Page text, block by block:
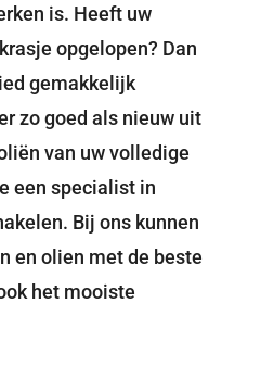
is. Heeft uw
opgelopen? Dan
gemakkelijk
zo goed als nieuw uit
van uw volledige
een specialist in
Bij ons kunnen
en olien met de beste
het mooiste